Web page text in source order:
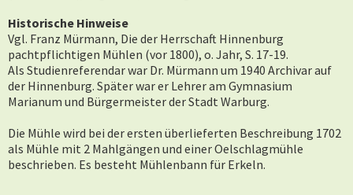
Historische Hinweise
Vgl. Franz Mürmann, Die der Herrschaft Hinnenburg
pachtpflichtigen Mühlen (vor 1800), o. Jahr, S. 17-19.
Als Studienreferendar war Dr. Mürmann um 1940 Archivar auf
der Hinnenburg. Später war er Lehrer am Gymnasium
Marianum und Bürgermeister der Stadt Warburg.
Die Mühle wird bei der ersten überlieferten Beschreibung 1702
als Mühle mit 2 Mahlgängen und einer Oelschlagmühle
beschrieben. Es besteht Mühlenbann für Erkeln.